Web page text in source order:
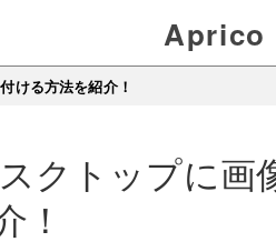
Aprico
ける方法を紹介！
クトップに画
！